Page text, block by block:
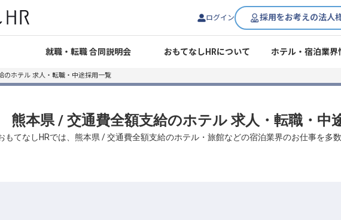
ログイン 採用をお考えの法人
就職・転職 合同説明会 おもてなしHRについて ホテル・宿泊業界
のホテル 求人・転職・中途採用一覧
熊本県 / 交通費全額支給のホテル 求人・転職・中
もてなしHRでは、熊本県 / 交通費全額支給のホテル・旅館などの宿泊業界のお仕事を多